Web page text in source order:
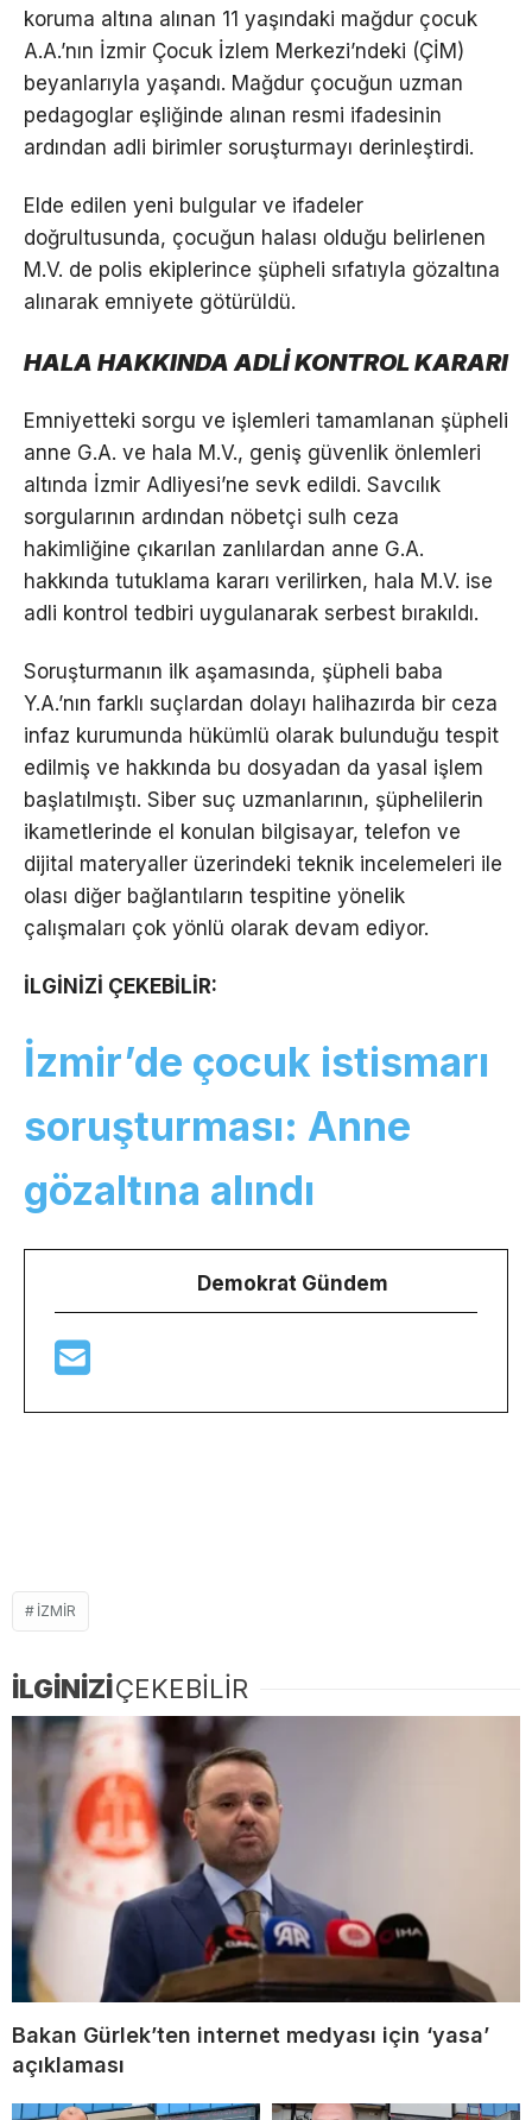
koruma altına alınan 11 yaşındaki mağdur çocuk
A.A.’nın İzmir Çocuk İzlem Merkezi’ndeki (ÇİM)
beyanlarıyla yaşandı. Mağdur çocuğun uzman
pedagoglar eşliğinde alınan resmi ifadesinin
ardından adli birimler soruşturmayı derinleştirdi.
Elde edilen yeni bulgular ve ifadeler
doğrultusunda, çocuğun halası olduğu belirlenen
M.V. de polis ekiplerince şüpheli sıfatıyla gözaltına
alınarak emniyete götürüldü.
HALA HAKKINDA ADLİ KONTROL KARARI
Emniyetteki sorgu ve işlemleri tamamlanan şüpheli
anne G.A. ve hala M.V., geniş güvenlik önlemleri
altında İzmir Adliyesi’ne sevk edildi. Savcılık
sorgularının ardından nöbetçi sulh ceza
hakimliğine çıkarılan zanlılardan anne G.A.
hakkında tutuklama kararı verilirken, hala M.V. ise
adli kontrol tedbiri uygulanarak serbest bırakıldı.
Soruşturmanın ilk aşamasında, şüpheli baba
Y.A.’nın farklı suçlardan dolayı halihazırda bir ceza
infaz kurumunda hükümlü olarak bulunduğu tespit
edilmiş ve hakkında bu dosyadan da yasal işlem
başlatılmıştı. Siber suç uzmanlarının, şüphelilerin
ikametlerinde el konulan bilgisayar, telefon ve
dijital materyaller üzerindeki teknik incelemeleri ile
olası diğer bağlantıların tespitine yönelik
çalışmaları çok yönlü olarak devam ediyor.
İLGİNİZİ ÇEKEBİLİR:
İzmir’de çocuk istismarı
soruşturması: Anne
gözaltına alındı
Demokrat Gündem
İZMİR
İLGİNİZİÇEKEBİLİR
Bakan Gürlek’ten internet medyası için ‘yasa’
açıklaması